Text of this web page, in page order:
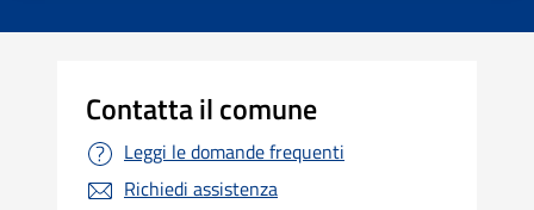
Contatta il comune
Leggi le domande frequenti
Richiedi assistenza